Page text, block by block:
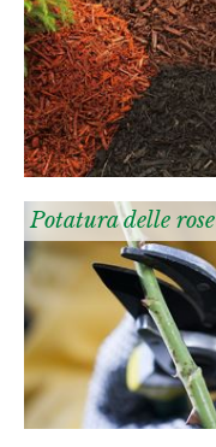
Potatura delle rose